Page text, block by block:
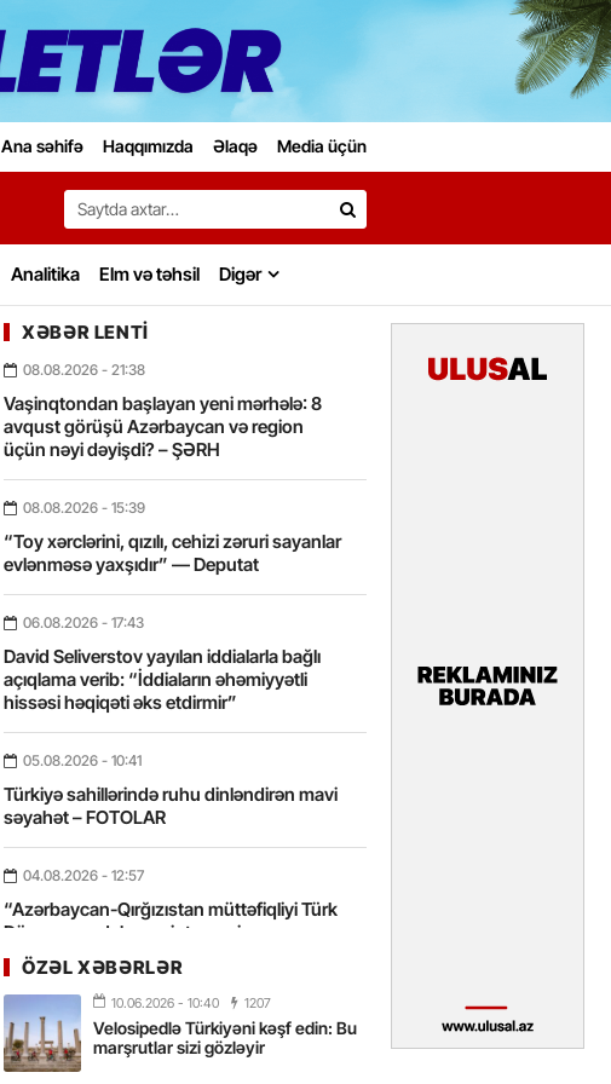
Ana səhifə Haqqımızda Əlaqə Media üçün
Search…
Analitika Elm və təhsil Digər
XƏBƏR LENTI
08.08.2026 - 21:38
Vaşinqtondan başlayan yeni mərhələ: 8
avqust görüşü Azərbaycan və region
üçün nəyi dəyişdi? – ŞƏRH
08.08.2026 - 15:39
“Toy xərclərini, qızılı, cehizi zəruri sayanlar
evlənməsə yaxşıdır” — Deputat
06.08.2026 - 17:43
David Seliverstov yayılan iddialarla bağlı
açıqlama verib: “İddiaların əhəmiyyətli
hissəsi həqiqəti əks etdirmir”
05.08.2026 - 10:41
Türkiyə sahillərində ruhu dinləndirən mavi
səyahət – FOTOLAR
04.08.2026 - 12:57
“Azərbaycan-Qırğızıstan müttəfiqliyi Türk
Dünyasının daha sıx inteqrasiyasına
xidmət edir”
03.08.2026- 10:18
Bosfor Qitələrarası Üzgüçülük Yarışı 38-ci
dəfə keçiriləcək
ÖZƏL XƏBƏRLƏR
10.06.2026 - 10:40 1207
Velosipedlə Türkiyəni kəşf edin: Bu
marşrutlar sizi gözləyir